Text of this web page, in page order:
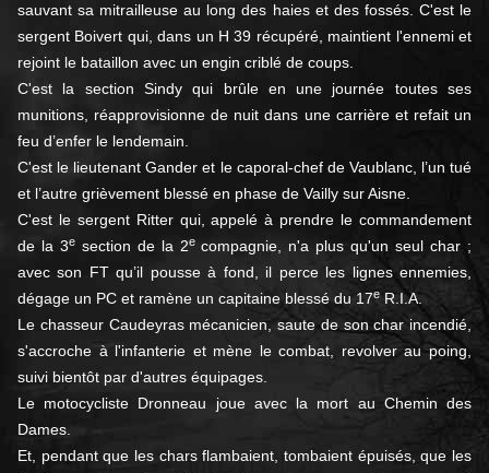
sauvant sa mitrailleuse au long des haies et des fossés. C'est le
sergent Boivert qui, dans un H 39 récupéré, maintient l'ennemi et
rejoint le bataillon avec un engin criblé de coups.
C'est la section Sindy qui brûle en une journée toutes ses
munitions, réapprovisionne de nuit dans une carrière et refait un
feu d’enfer le lendemain.
C'est le lieutenant Gander et le caporal-chef de Vaublanc, l’un tué
et l’autre grièvement blessé en phase de Vailly sur Aisne.
C'est le sergent Ritter qui, appelé à prendre le commandement
de la 3esection de la 2ecompagnie, n'a plus qu'un seul char ;
avec son FT qu’il pousse à fond, il perce les lignes ennemies,
dégage un PC et ramène un capitaine blessé du 17e R.I.A.
Le chasseur Caudeyras mécanicien, saute de son char incendié,
s'accroche à l'infanterie et mène le combat, revolver au poing,
suivi bientôt par d'autres équipages.
Le motocycliste Dronneau joue avec la mort au Chemin des
Dames.
Et, pendant que les chars flambaient, tombaient épuisés, que les